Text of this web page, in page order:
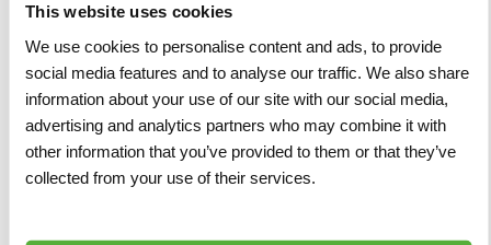
This website uses cookies
We use cookies to personalise content and ads, to provide
social media features and to analyse our traffic. We also share
information about your use of our site with our social media,
advertising and analytics partners who may combine it with
other information that you’ve provided to them or that they’ve
collected from your use of their services.
Riek met steel 130 5-tands
mestvork
Riek met steel 130 4-tands
mestvork